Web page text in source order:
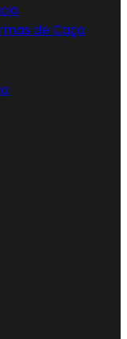
de Caça